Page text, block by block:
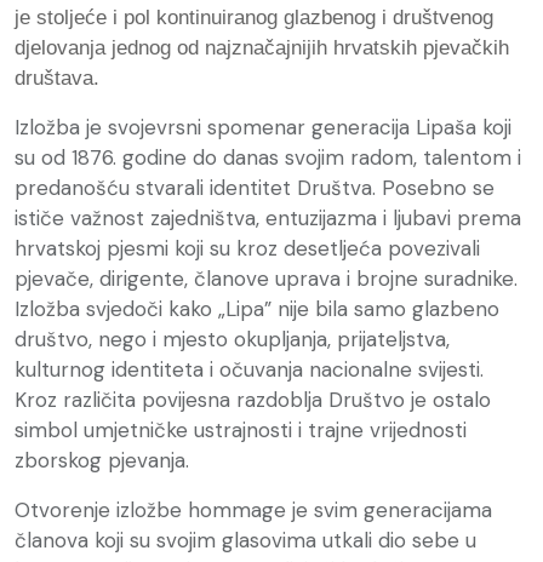
je stoljeće i pol kontinuiranog glazbenog i društvenog
djelovanja jednog od najznačajnijih hrvatskih pjevačkih
društava.
Izložba je svojevrsni spomenar generacija Lipaša koji
su od 1876. godine do danas svojim radom, talentom i
predanošću stvarali identitet Društva. Posebno se
ističe važnost zajedništva, entuzijazma i ljubavi prema
hrvatskoj pjesmi koji su kroz desetljeća povezivali
pjevače, dirigente, članove uprava i brojne suradnike.
Izložba svjedoči kako „Lipa” nije bila samo glazbeno
društvo, nego i mjesto okupljanja, prijateljstva,
kulturnog identiteta i očuvanja nacionalne svijesti.
Kroz različita povijesna razdoblja Društvo je ostalo
simbol umjetničke ustrajnosti i trajne vrijednosti
zborskog pjevanja.
Otvorenje izložbe hommage je svim generacijama
članova koji su svojim glasovima utkali dio sebe u